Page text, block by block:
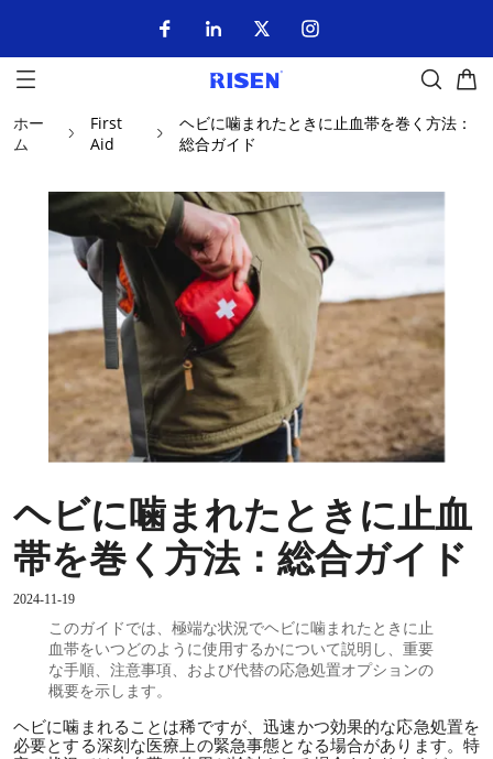
ホー
ム
First
Aid
ヘビに噛まれたときに止血帯を巻く方法：
総合ガイド
ヘビに噛まれたときに止血
帯を巻く方法：総合ガイド
2024-11-19
このガイドでは、極端な状況でヘビに噛まれたときに止
血帯をいつどのように使用するかについて説明し、重要
な手順、注意事項、および代替の応急処置オプションの
概要を示します。
ヘビに噛まれることは稀ですが、迅速かつ効果的な応急処置を
必要とする深刻な医療上の緊急事態となる場合があります。特